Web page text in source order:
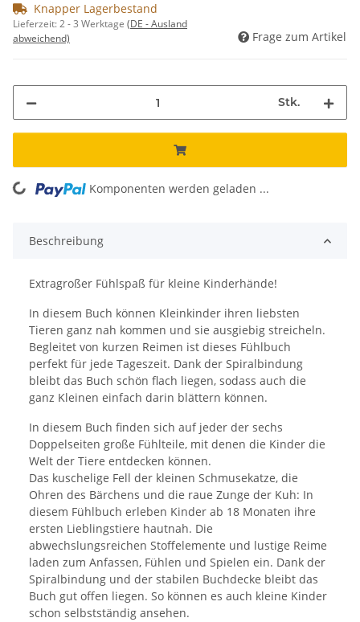
Knapper Lagerbestand
Lieferzeit:2 - 3 Werktage (DE - Ausland
abweichend)
Frage zum Artikel
Stk.
Komponenten werden geladen ...
Beschreibung
Extragroßer Fühlspaß für kleine Kinderhände!
In diesem Buch können Kleinkinder ihren liebsten
Tieren ganz nah kommen und sie ausgiebig streicheln.
Begleitet von kurzen Reimen ist dieses Fühlbuch
perfekt für jede Tageszeit. Dank der Spiralbindung
bleibt das Buch schön flach liegen, sodass auch die
ganz Kleinen einfach darin blättern können.
In diesem Buch finden sich auf jeder der sechs
Doppelseiten große Fühlteile, mit denen die Kinder die
Welt der Tiere entdecken können.
Das kuschelige Fell der kleinen Schmusekatze, die
Ohren des Bärchens und die raue Zunge der Kuh: In
diesem Fühlbuch erleben Kinder ab 18 Monaten ihre
ersten Lieblingstiere hautnah. Die
abwechslungsreichen Stoffelemente und lustige Reime
laden zum Anfassen, Fühlen und Spielen ein. Dank der
Spiralbindung und der stabilen Buchdecke bleibt das
Buch gut offen liegen. So können es auch kleine Kinder
schon selbstständig ansehen.